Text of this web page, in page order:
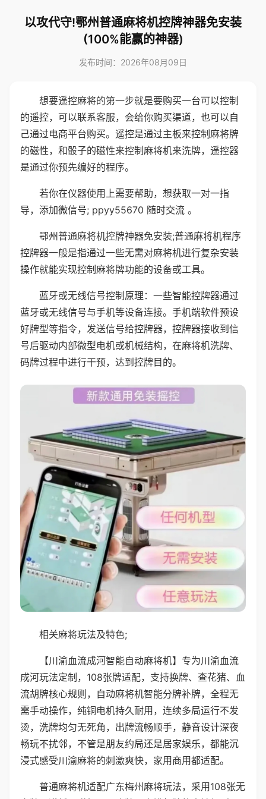
以攻代守!鄂州普通麻将机控牌神器免安装
(100%能赢的神器)
发布时间：2026年08月09日
想要遥控麻将的第一步就是要购买一台可以控制
的遥控，可以联系客服，会给你购买渠道，也可以自
己通过电商平台购买。遥控是通过主板来控制麻将牌
的磁性，和骰子的磁性来控制麻将机来洗牌，遥控器
是通过你预先编好的程序。
若你在仪器使用上需要帮助，想获取一对一指
导，添加微信号; ppyy55670 随时交流 。
鄂州普通麻将机控牌神器免安装;普通麻将机程序
控牌器一般是指通过一些无需对麻将机进行复杂安装
操作就能实现控制麻将牌功能的设备或工具。
蓝牙或无线信号控制原理：一些智能控牌器通过
蓝牙或无线信号与手机等设备连接。手机端软件预设
好牌型等指令，发送信号给控牌器，控牌器接收到信
号后驱动内部微型电机或机械结构，在麻将机洗牌、
码牌过程中进行干预，达到控牌目的。
相关麻将玩法及特色;
【川渝血流成河智能自动麻将机】专为川渝血流
成河玩法定制，108张牌适配，支持换牌、查花猪、血
流胡牌核心规则，自动麻将机智能分牌补牌，全程无
需手动操作，纯铜电机持久耐用，连续多局运行不发
烫，洗牌均匀无死角，出牌流畅顺手，静音设计深夜
畅玩不扰邻，不管是朋友约局还是居家娱乐，都能沉
浸式感受川渝麻将的刺激爽快，家用商用都适配。
普通麻将机适配广东梅州麻将玩法，采用108张无